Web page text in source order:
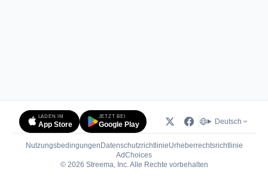
LADEN IM
App Store
JETZT BEI
Google Play Deutsch
Nutzungsbedingungen DatenschutzrichtlinieUrheberrechtsrichtlinie
AdChoices(öffnet in neuem Tab)
© 2026 Streema, Inc. Alle Rechte vorbehalten